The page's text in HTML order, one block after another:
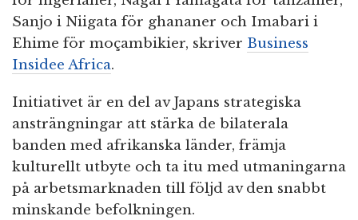
Sanjo i Niigata för ghananer och Imabari i
Ehime för moçambikier, skriver Business
Insidee Africa.
Initiativet är en del av Japans strategiska
ansträngningar att stärka de bilaterala
banden med afrikanska länder, främja
kulturellt utbyte och ta itu med utmaningarna
på arbetsmarknaden till följd av den snabbt
minskande befolkningen.